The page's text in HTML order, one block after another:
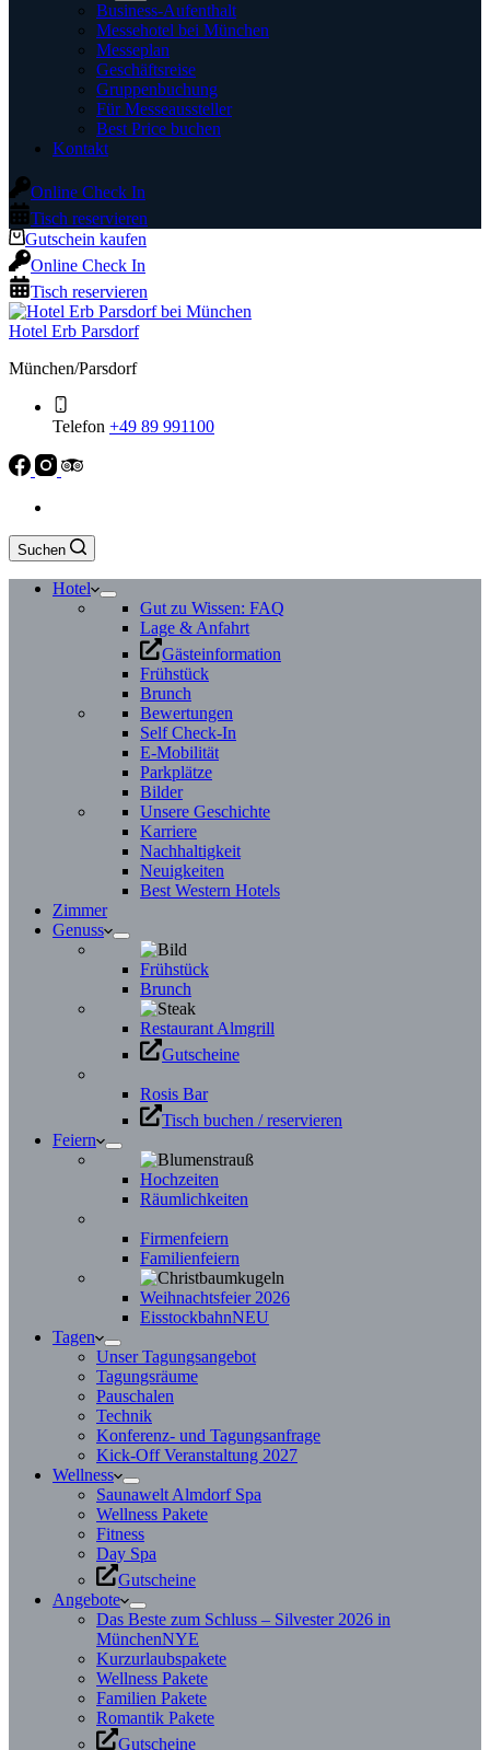
Business-Aufenthalt
Messehotel bei München
Messeplan
Geschäftsreise
Gruppenbuchung
Für Messeaussteller
Best Price buchen
Kontakt
Online Check In
Tisch reservieren
Gutschein kaufen
Online Check In
Tisch reservieren
Hotel Erb Parsdorf
München/Parsdorf
Telefon +49 89 991100
Suchen
Hotel
Gut zu Wissen: FAQ
Lage & Anfahrt
Gästeinformation
Frühstück
Brunch
Bewertungen
Self Check-In
E-Mobilität
Parkplätze
Bilder
Unsere Geschichte
Karriere
Nachhaltigkeit
Neuigkeiten
Best Western Hotels
Zimmer
Genuss
Frühstück
Brunch
Restaurant Almgrill
Gutscheine
Rosis Bar
Tisch buchen / reservieren
Feiern
Hochzeiten
Räumlichkeiten
Firmenfeiern
Familienfeiern
Weihnachtsfeier 2026
EisstockbahnNEU
Tagen
Unser Tagungsangebot
Tagungsräume
Pauschalen
Technik
Konferenz- und Tagungsanfrage
Kick-Off Veranstaltung 2027
Wellness
Saunawelt Almdorf Spa
Wellness Pakete
Fitness
Day Spa
Gutscheine
Angebote
Das Beste zum Schluss – Silvester 2026 in
MünchenNYE
Kurzurlaubspakete
Wellness Pakete
Familien Pakete
Romantik Pakete
Gutscheine